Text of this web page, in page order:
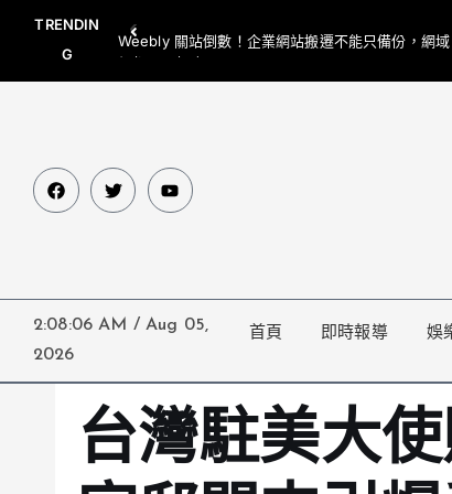
TRENDIN
G
Weebly 關站倒數！企業網站搬遷不能只備份，網域
網都要一起處理
2:08:07 AM / Aug 05,
2026
首頁 即時報導 娛
台灣駐美大